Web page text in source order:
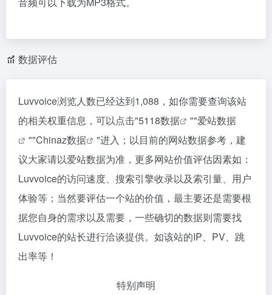
数据评估
Luvvoice浏览人数已经达到1,088，如你需要查询该站
的相关权重信息，可以点击"5118数据 ""爱站数据
""Chinaz数据
"进入；以目前的网站数据参考，建
议大家请以爱站数据为准，更多网站价值评估因素如：
Luvvoice的访问速度、搜索引擎收录以及索引量、用户
体验等；当然要评估一个站的价值，最主要还是需要根
据您自身的需求以及需要，一些确切的数据则需要找
Luvvoice的站长进行洽谈提供。如该站的IP、PV、跳
出率等！
特别声明